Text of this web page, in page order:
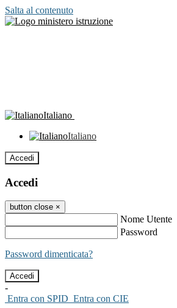
Salta al contenuto
Italiano
Italiano
Accedi
Accedi
button close ×
Nome Utente
Password
Password dimenticata?
-
Entra con SPID Entra con CIE